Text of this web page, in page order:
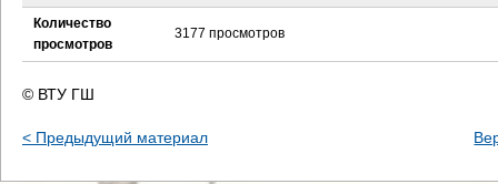
Количество
просмотров
3177 просмотров
© ВТУ ГШ
< Предыдущий материал